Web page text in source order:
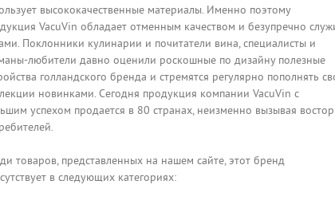
высококачественные материалы. Именно поэтому
VacuVin обладает отменным качеством и безупречно
Поклонники кулинарии и почитатели вина, специалисты и
любители давно оценили роскошные по дизайну полезные
голландского бренда и стремятся регулярно пополнять
новинками. Сегодня продукция компании VacuVin с
успехом продается в 80 странах, неизменно вызывая
товаров, представленных на нашем сайте, этот бренд
в следующих категориях: